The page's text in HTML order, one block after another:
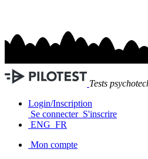
Tests
Login/Inscription
Se connecter S'inscrire
ENG FR
Mon compte